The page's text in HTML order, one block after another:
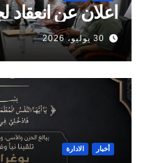
اعلان عن انعقاد
30 يوليو، 2026
أخبار الادارة